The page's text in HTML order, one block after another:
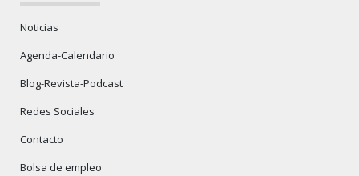
Noticias
Agenda-Calendario
Blog-Revista-Podcast
Redes Sociales
Contacto
Bolsa de empleo